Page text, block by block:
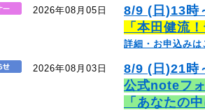
2026年08月05日
8/9 (日)13時
「本田健流
詳細・お申込みは
2026年08月03日
8/9 (日)21時
公式noteフ
「あなたの